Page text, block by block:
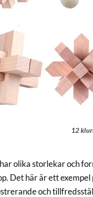
12
olika storlekar och
Det här är ett
och